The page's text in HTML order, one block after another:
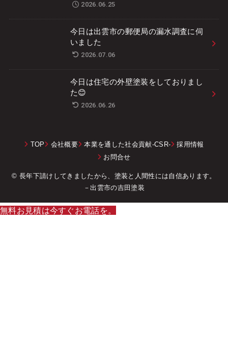
2026.06.25
今日は出雲市の郵便局の漏水調査に伺
いました
2026.07.06
今日は住宅の外壁塗装をしておりまし
た😊
2026.06.26
TOP 会社概要 本業を通した社会貢献-CSR-
採用情報
お問合せ
© 長年下請けしてきましたから、塗装と人間性には自信あります。
－出雲市の吉田塗装
無料お見積は今すぐお電話を。